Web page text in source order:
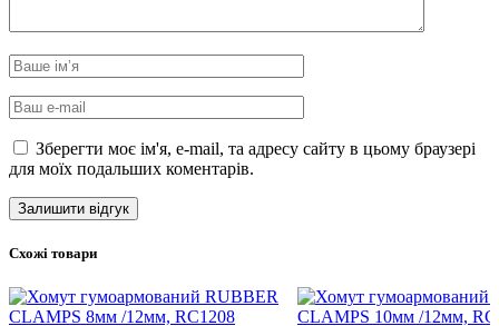
Зберегти моє ім'я, e-mail, та адресу сайту в цьому браузері
для моїх подальших коментарів.
Схожі товари